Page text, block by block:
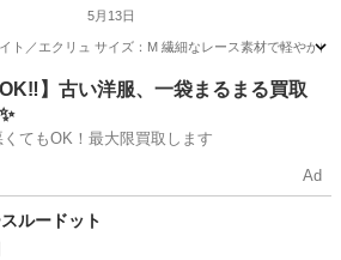
5月13日
ト／エクリュ サイズ：M 繊細なレース素材で軽やか
駅 カーペット/マット/ラグ レース
OK‼️】古い洋服、一袋まるまる買取
てもOK！最大限買取します
Ad
ルードット